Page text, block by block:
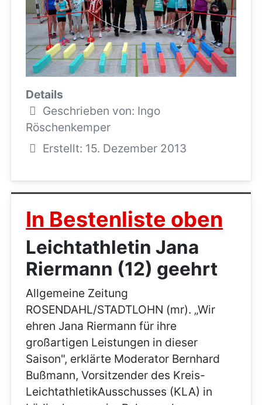
Details
Geschrieben von: Ingo
Röschenkemper
Erstellt: 15. Dezember 2013
In Bestenliste oben
Leichtathletin Jana
Riermann (12) geehrt
Allgemeine Zeitung
ROSENDAHL/STADTLOHN (mr). „Wir
ehren Jana Riermann für ihre
großartigen Leistungen in dieser
Saison", erklärte Moderator Bernhard
Bußmann, Vorsitzender des Kreis-
LeichtathletikAusschusses (KLA) in